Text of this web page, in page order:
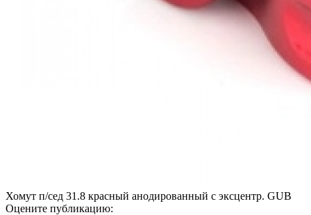
Хомут п/сед 31.8 красный анодированный с эксцентр. GUB
Оцените публикацию: